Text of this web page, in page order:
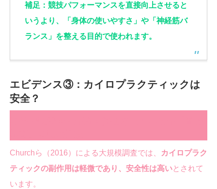
補足：競技パフォーマンスを直接向上させると
いうより、「身体の使いやすさ」や「神経筋バ
ランス」を整える目的で使われます。
エビデンス③：カイロプラクティックは
安全？
Churchら（2016）による大規模調査では、
カイロプラク
ティックの副作用は軽微であり、安全性は高いとされて
います。